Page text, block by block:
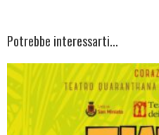
Potrebbe interessarti...